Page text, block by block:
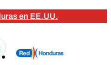
en EE.UU.